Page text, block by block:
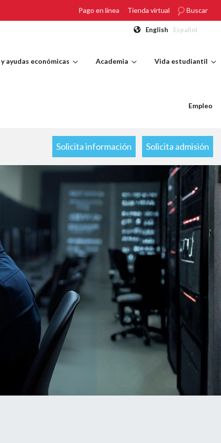
Pago en línea Tienda virtual Buscar
English Español
ayudas económicas Academia Vida estudiantil
Empleo
Solicita información Solicita admisión